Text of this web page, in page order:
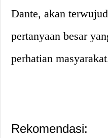
Dante, akan
pertanyaan besar
perhatian
Rekomendasi: